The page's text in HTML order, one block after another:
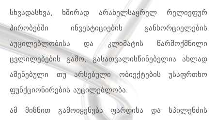
სხვადასხვა, ხშირად არახელსაყრელ რელიეფურ
პირობებში ინვესტიციების განხორციელების
აუცილებლობისა და კლიმატის წარმოქმნილი
ცვლილებების გამო, გასათვალისწინებელია ახლად
აშენებული თუ არსებული ობიექტების უსაფრთხო
ფუნქციონირების აუცილებლობა.
ამ მიზნით გამოიყენება ფარდისა და სპილენძის